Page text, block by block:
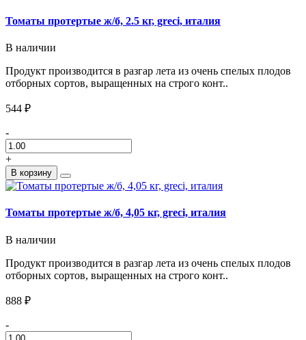
Томаты протертые ж/б, 2.5 кг, greci, италия
В наличии
Продукт производится в разгар лета из очень спелых плодов
отборных сортов, выращенных на строго конт..
544 ₽
-
+
В корзину
Томаты протертые ж/б, 4,05 кг, greci, италия
В наличии
Продукт производится в разгар лета из очень спелых плодов
отборных сортов, выращенных на строго конт..
888 ₽
-